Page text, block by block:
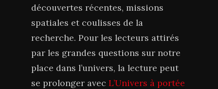
découvertes récentes, missions
spatiales et coulisses de la
recherche. Pour les lecteurs attirés
par les grandes questions sur notre
place dans l’univers, la lecture peut
se prolonger avec L’Univers à portée